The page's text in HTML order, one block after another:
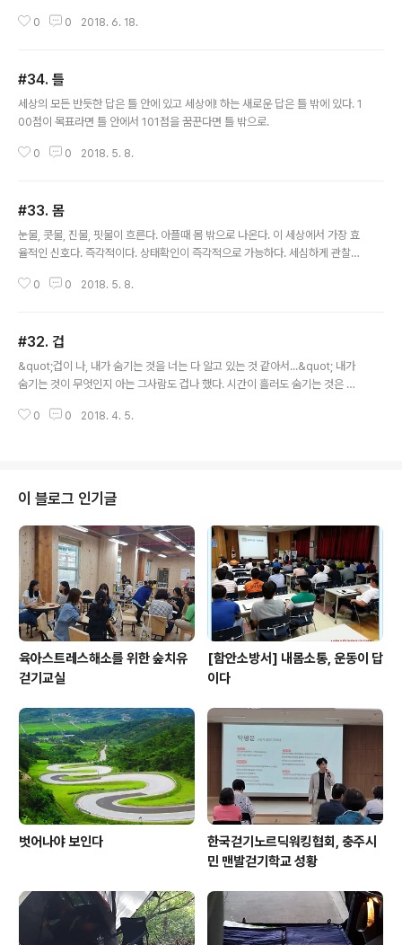
'필연적으로' 불행을 경험하게 된다. 우..
0 0 2018. 6. 18.
#34. 틀
세상의 모든 반듯한 답은 틀 안에 있고 세상에! 하는 새로운 답은 틀 밖에 있다. 1
00점이 목표라면 틀 안에서 101점을 꿈꾼다면 틀 밖으로.
0 0 2018. 5. 8.
#33. 몸
눈물, 콧물, 진물, 핏물이 흐른다. 아플때 몸 밖으로 나온다. 이 세상에서 가장 효
율적인 신호다. 즉각적이다. 상태확인이 즉각적으로 가능하다. 세심하게 관찰하
나, 알려줘서 고마워&quot;라는 인삿말을 ..
0 0 2018. 5. 8.
#32. 겁
&quot;겁이 나, 내가 숨기는 것을 너는 다 알고 있는 것 같아서...&quot; 내가
숨기는 것이 무엇인지 아는 그사람도 겁나 했다. 시간이 흘러도 숨기는 것은 사
0 0 2018. 4. 5.
이 블로그 인기글
육아스트레스해소를 위한 숲치유
걷기교실
[함안소방서] 내몸소통, 운동이 답
이다
벗어나야 보인다
한국걷기노르딕워킹협회, 충주시
민 맨발걷기학교 성황